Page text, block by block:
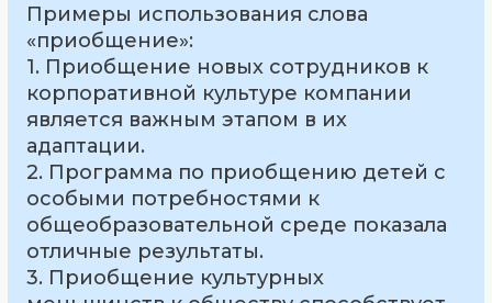
Примеры использования слова
«приобщение»:
1. Приобщение новых сотрудников к
корпоративной культуре компании
является важным этапом в их
адаптации.
2. Программа по приобщению детей с
особыми потребностями к
общеобразовательной среде показала
отличные результаты.
3. Приобщение культурных